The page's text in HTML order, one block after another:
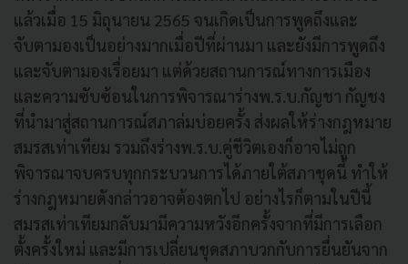
แล้วเมื่อ 15 มิถุนายน 2565 จนเกิดเป็นการพูดถึงและ
จับตามองเป็นอย่างมากเมื่อปีที่ผ่านมา และยังมีการพูดถึง
และจับตามองเรื่อยมา แต่ด้วยสถานการณ์ทางการเมือง
และความซับซ้อนในการพิจารณาร่างพ.ร.บ.กัญชา กัญชง
ที่นำมาสู่สถานการณ์สภาล่มบ่อยครั้ง ส่งผลให้ร่างกฎหมาย
สมรสเท่าเทียม รวมถึงร่างพ.ร.บ.คู่ชีวิตเองก็อาจไม่ถูก
พิจารณาจบครบทุกกระบวนการได้ภายใต้สภาชุดนี้ ทำให้
ร่างกฎหมายดังกล่าวอาจต้องตกไป อย่างไรก็ตามในปีนี้
สมรสเท่าเทียมกลับมามีความหวังอีกครั้งจากที่มีการเลือก
ตั้งครั้งใหม่ และมีการเปลี่ยนชุดสภาบวกกับการยื่นยันจาก